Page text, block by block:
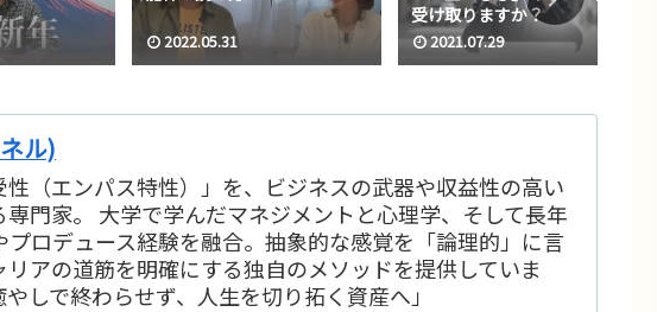
2022.05.31
受け取りますか？
2021.07.29
ル)
（エンパス特性）」を、ビジネスの武器や収益性の高い
門家。 大学で学んだマネジメントと心理学、そして長年
ロデュース経験を融合。抽象的な感覚を「論理的」に言
アの道筋を明確にする独自のメソッドを提供していま
しで終わらせず、人生を切り拓く資産へ」